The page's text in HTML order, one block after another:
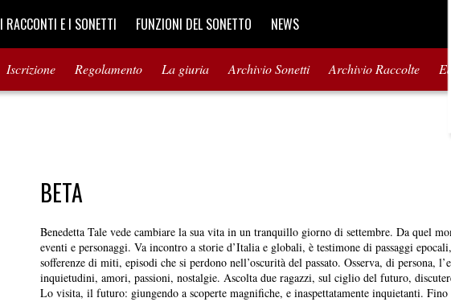
I RACCONTI E I SONETTI FUNZIONI DEL SONETTO NEWS
Iscrizione Regolamento La giuria Archivio Sonetti Archivio Raccolte
BETA
Benedetta Tale vede cambiare la sua vita in un tranquillo giorno di settembre. Da quel
eventi e personaggi. Va incontro a storie d’Italia e globali, è testimone di passaggi
sofferenze di miti, episodi che si perdono nell’oscurità del passato. Osserva, di persona,
inquietudini, amori, passioni, nostalgie. Ascolta due ragazzi, sul ciglio del futuro,
Lo visita, il futuro: giungendo a scoperte magnifiche, e inaspettatamente inquietanti.